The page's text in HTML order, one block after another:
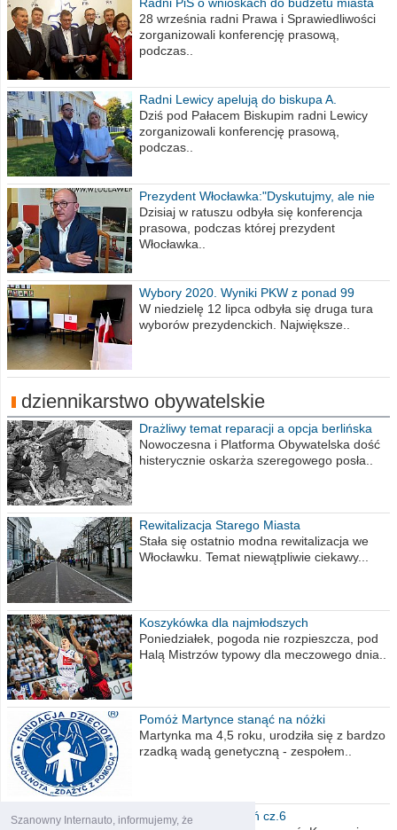
Szanowny Internauto, informujemy, że
na 2021 rok
28 września radni Prawa i Sprawiedliwości
zorganizowali konferencję prasową,
podczas..
Radni Lewicy apelują do biskupa A.
Wiesława Meringa
Dziś pod Pałacem Biskupim radni Lewicy
zorganizowali konferencję prasową,
podczas..
Prezydent Włocławka:"Dyskutujmy, ale nie
obrażajmy się”
Dzisiaj w ratuszu odbyła się konferencja
prasowa, podczas której prezydent
Włocławka..
Wybory 2020. Wyniki PKW z ponad 99
procent obwodów
W niedzielę 12 lipca odbyła się druga tura
wyborów prezydenckich. Największe..
dziennikarstwo obywatelskie
Drażliwy temat reparacji a opcja berlińska
Nowoczesna i Platforma Obywatelska dość
histerycznie oskarża szeregowego posła..
Rewitalizacja Starego Miasta
Stała się ostatnio modna rewitalizacja we
Włocławku. Temat niewątpliwie ciekawy...
Koszykówka dla najmłodszych
Poniedziałek, pogoda nie rozpieszcza, pod
Halą Mistrzów typowy dla meczowego dnia..
Pomóż Martynce stanąć na nóżki
Martynka ma 4,5 roku, urodziła się z bardzo
rzadką wadą genetyczną - zespołem..
Polska moich marzeń cz.6